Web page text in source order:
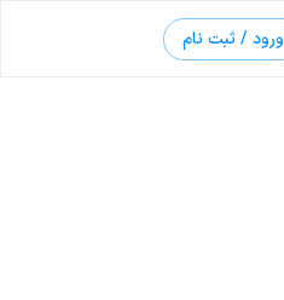
ورود / ثبت نام